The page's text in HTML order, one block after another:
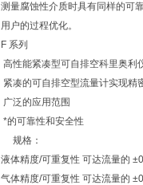
测量腐蚀性介质时具有同样的可
用户的过程优化。
F 系列
高性能紧凑型可自排空科里奥利
紧凑的可自排空型流量计实现精
广泛的应用范围
*的可靠性和安全性
规格：
液体精度/可重复性 可达流量的
气体精度/可重复性 可达流量的